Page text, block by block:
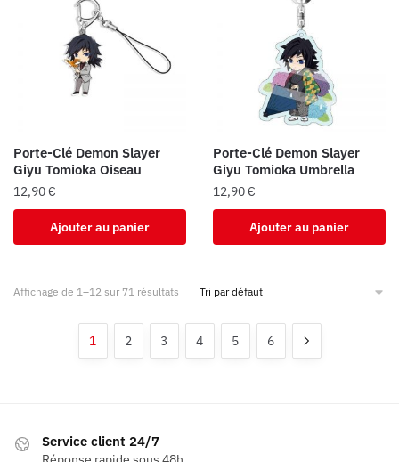
Porte-Clé Demon Slayer
Giyu Tomioka Oiseau
12,90€
Ajouter au panier
Porte-Clé Demon Slayer
Giyu Tomioka Umbrella
12,90€
Ajouter au panier
Affichage de 1–12 sur 71 résultats
1 2 3 4 5 6
Service client 24/7